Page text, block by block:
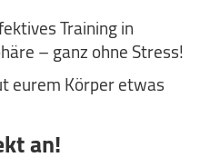
Training in
– ganz ohne Stress!
eurem Körper etwas
an!